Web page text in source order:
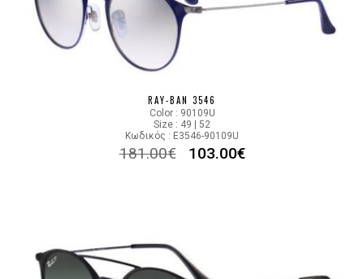
RAY-BAN 3546
Color : 90109U
Size : 49 | 52
Κωδικός : E3546-90109U
181.00€ 103.00€